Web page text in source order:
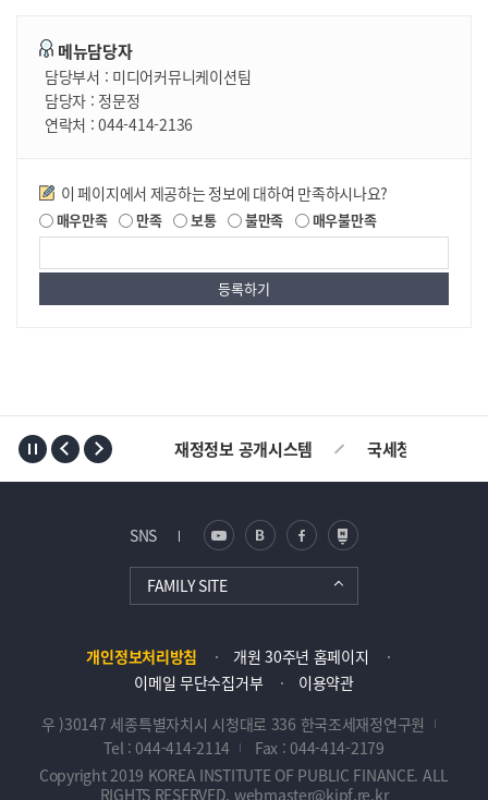
메뉴담당자
담당부서 : 미디어커뮤니케이션팀
담당자 : 정문정
연락처 :044-414-2136
만족도조사
이 페이지에서 제공하는 정보에 대하여 만족하시나요?
매우만족 만족 보통 불만족 매우불만족
재정정보 공개시스템 국세청
SNS
FAMILY SITE
개인정보처리방침
개원 30주년 홈페이지
이메일 무단수집거부
이용약관
우 )30147 세종특별자치시 시청대로 336 한국조세재정연구원
Tel : 044-414-2114
Fax : 044-414-2179
Copyright 2019 KOREA INSTITUTE OF PUBLIC FINANCE. ALL
RIGHTS RESERVED. webmaster@kipf.re.kr